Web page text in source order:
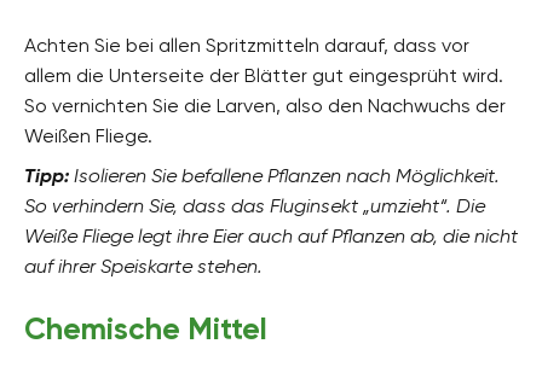
Achten Sie bei allen Spritzmitteln darauf, dass vor
allem die Unterseite der Blätter gut eingesprüht wird.
So vernichten Sie die Larven, also den Nachwuchs der
Weißen Fliege.
Tipp: Isolieren Sie befallene Pflanzen nach Möglichkeit.
So verhindern Sie, dass das Fluginsekt „umzieht“. Die
Weiße Fliege legt ihre Eier auch auf Pflanzen ab, die nicht
auf ihrer Speiskarte stehen.
Chemische Mittel